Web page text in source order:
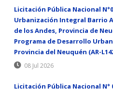
Licitación Pública Nacional
Urbanización Integral Barrio
de los Andes, Provincia de
Programa de Desarrollo
Provincia del Neuquén (AR-
08 Jul 2026
Licitación Pública Nacional N°